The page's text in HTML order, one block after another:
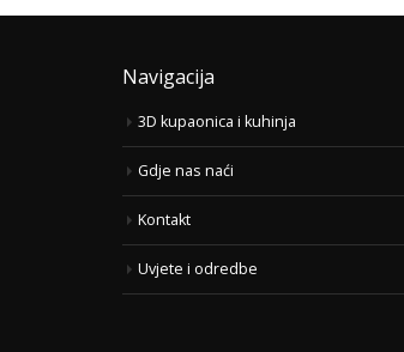
Navigacija
3D kupaonica i kuhinja
Gdje nas naći
Kontakt
Uvjete i odredbe